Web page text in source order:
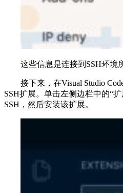
这些信息是连接到SSH环境
接下来，在Visual Studio
SSH扩展。单击左侧边栏中的“
SSH，然后安装该扩展。